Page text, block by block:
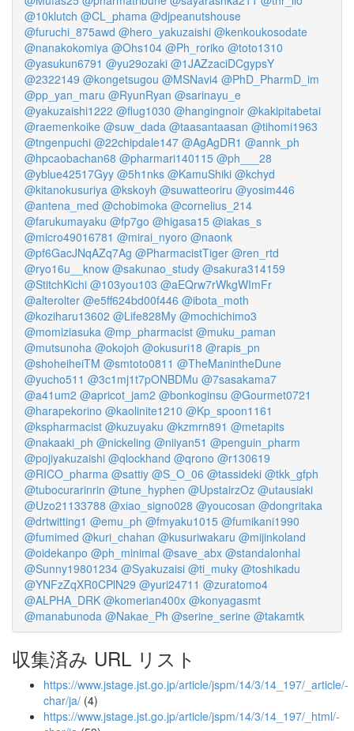
@10klutch @CL_phama @djpeanutshouse
@furuchi_875awd @hero_yakuzaishi @kenkoukosodate
@nanakokomiya @Ohs104 @Ph_roriko @toto1310
@yasukun6791 @yu29ozaki @1JAZzaciDCgypsY
@2322149 @kongetsugou @MSNavi4 @PhD_PharmD_im
@pp_yan_maru @RyunRyan @sarinayu_e
@yakuzaishi1222 @flug1030 @hangingnoir @kakipitabetai
@raemenkoike @suw_dada @taasantaasan @tihomi1963
@tngenpuchi @22chipdale147 @AgAgDR1 @annk_ph
@hpcaobachan68 @pharmari140115 @ph___28
@yblue42517Gyy @5h1nks @KamuShiki @kchyd
@kitanokusuriya @kskoyh @suwatteoriru @yosim446
@antena_med @chobimoka @cornelius_214
@farukumayaku @fp7go @higasa15 @iakas_s
@micro49016781 @mirai_nyoro @naonk
@pf6GacJNqAZq7Ag @PharmacistTiger @ren_rtd
@ryo16u__know @sakunao_study @sakura314159
@StitchKichi @103you103 @aEQrw7rWkgWImFr
@alterolter @e5ff624bd00f446 @ibota_moth
@koziharu13602 @Life828My @mochichimo3
@momiziasuka @mp_pharmacist @muku_paman
@mutsunoha @okojoh @okusuri18 @rapis_pn
@shoheiheiTM @smtoto0811 @TheManintheDune
@yucho511 @3c1mj1t7pONBDMu @7sasakama7
@a41um2 @apricot_jam2 @bonkoginsu @Gourmet0721
@harapekorino @kaolinite1210 @Kp_spoon1161
@kspharmacist @kuzuyaku @kzmrn891 @metapits
@nakaaki_ph @nickeling @niiyan51 @penguin_pharm
@pojiyakuzaishi @qlockhand @qrono @r130619
@RICO_pharma @sattiy @S_O_06 @tassideki @tkk_gfph
@tubocurarinrin @tune_hyphen @UpstairzOz @utausiaki
@Uzo21133788 @xiao_signo028 @youcosan @dongritaka
@drtwitting1 @emu_ph @fmyaku1015 @fumikani1990
@fumimed @kuri_chahan @kusuriwakaru @mijinkoland
@oidekanpo @ph_minimal @save_abx @standalonhal
@Sunny19801234 @Syakuzaisi @ti_muky @toshikadu
@YNFzZqXR0CPlN29 @yuri24711 @zuratomo4
@ALPHA_DRK @komerian400x @konyagasmt
@manabunoda @Nakae_Ph @serine_serine @takamtk
収集済み URL リスト
https://www.jstage.jst.go.jp/article/jspm/14/3/14_197/_article/-
char/ja/ (4)
https://www.jstage.jst.go.jp/article/jspm/14/3/14_197/_html/-